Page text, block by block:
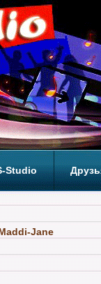
Studio
Jane